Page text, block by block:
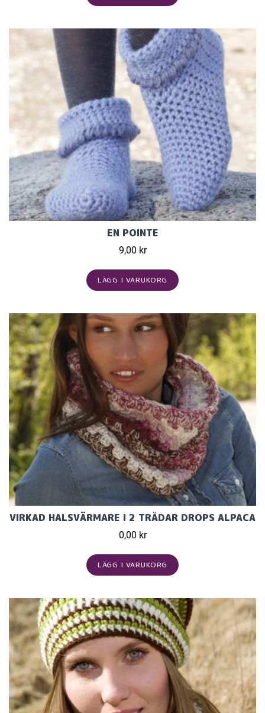
EN POINTE
9,00 kr
LÄGG I VARUKORG
VIRKAD HALSVÄRMARE I 2 TRÅDAR DROPS ALPACA
0,00 kr
LÄGG I VARUKORG